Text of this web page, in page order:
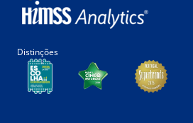
Distinções